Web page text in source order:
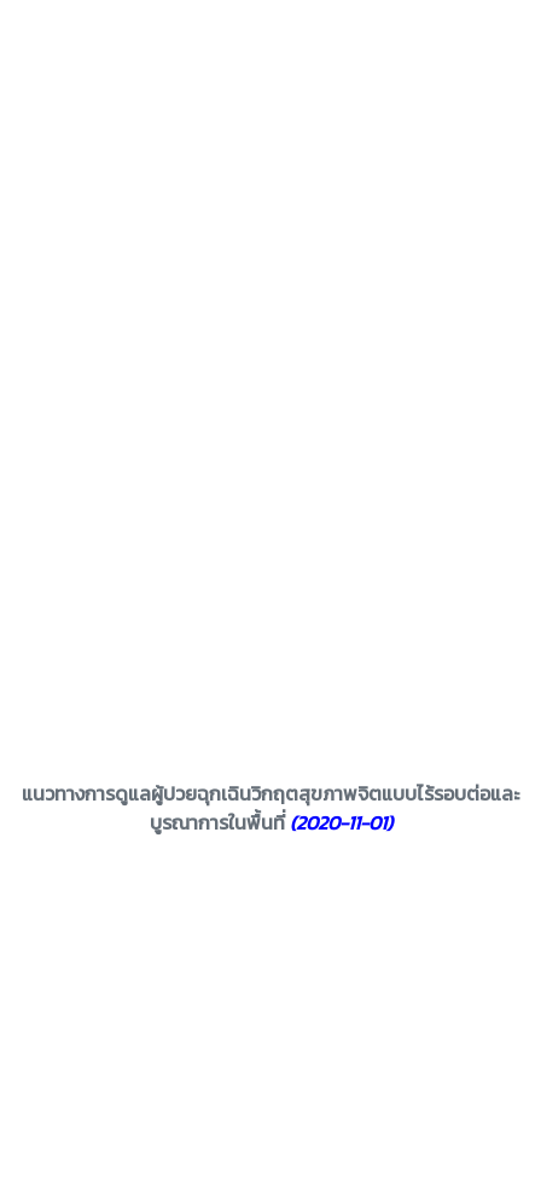
แนวทางการดูแลผู้ปวยฉุกเฉินวิกฤตสุขภาพจิตแบบไร้รอบต่อและ
บูรณาการในพื้นที่(2020-11-01)